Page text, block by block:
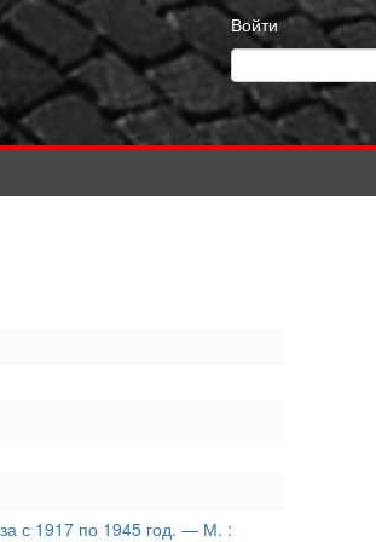
Войти
с 1917 по 1945 год. — М. :